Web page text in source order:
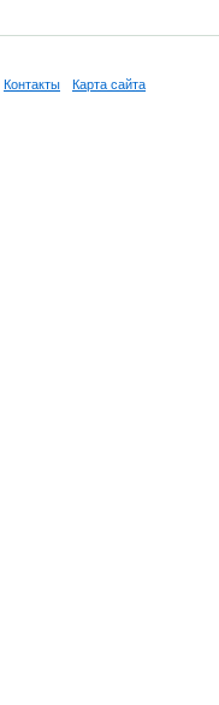
Контакты Карта сайта